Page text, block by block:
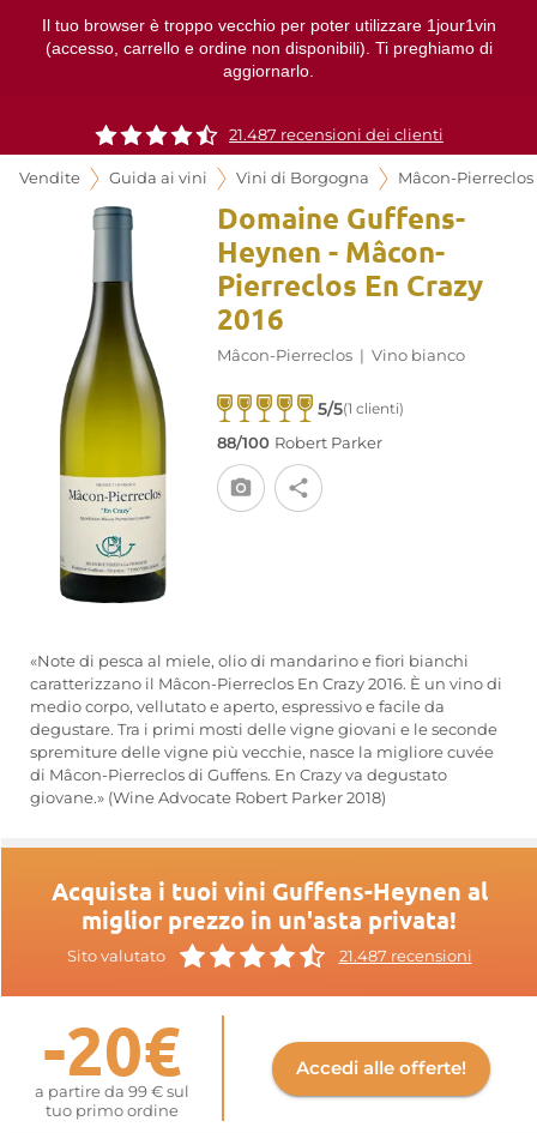
Il tuo browser è troppo vecchio per poter utilizzare 1jour1vin
(accesso, carrello e ordine non disponibili). Ti preghiamo di
aggiornarlo.
21.487 recensioni dei clienti
Vendite Guida ai vini Vini di Borgogna Mâcon-Pierreclos
Domaine Guffens-
Heynen - Mâcon-
Pierreclos En Crazy
2016
Mâcon-Pierreclos | Vino bianco
5/5(1 clienti)
88/100 Robert Parker
«Note di pesca al miele, olio di mandarino e fiori bianchi
caratterizzano il Mâcon-Pierreclos En Crazy 2016. È un vino di
medio corpo, vellutato e aperto, espressivo e facile da
degustare. Tra i primi mosti delle vigne giovani e le seconde
spremiture delle vigne più vecchie, nasce la migliore cuvée
di Mâcon-Pierreclos di Guffens. En Crazy va degustato
giovane.» (Wine Advocate Robert Parker 2018)
Acquista i tuoi vini Guffens-Heynen al
miglior prezzo in un'asta privata!
Sito valutato 21.487 recensioni
-20€
a partire da 99 € sul
tuo primo ordine
Accedi alle offerte!